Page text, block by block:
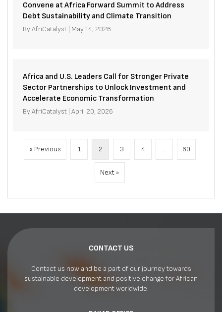
Convene at Africa Forward Summit to Address
Debt Sustainability and Climate Transition
ByAfriCatalyst May 14, 2026
Africa and U.S. Leaders Call for Stronger Private
Sector Partnerships to Unlock Investment and
Accelerate Economic Transformation
ByAfriCatalyst April 20, 2026
« Previous 1 2 3 4 … 60
Next »
CONTACT US
Contact us now and be a part of our journey towards
sustainable development and positive change for African
development worldwide.